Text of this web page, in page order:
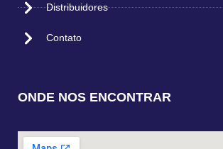
Distribuidores
Contato
ONDE NOS ENCONTRAR